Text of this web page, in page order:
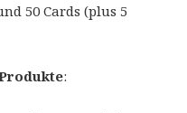
50 Cards (plus 5
: